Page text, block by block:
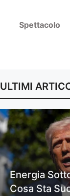
Spettacolo
ULTIMI
Energia
Cosa Sta